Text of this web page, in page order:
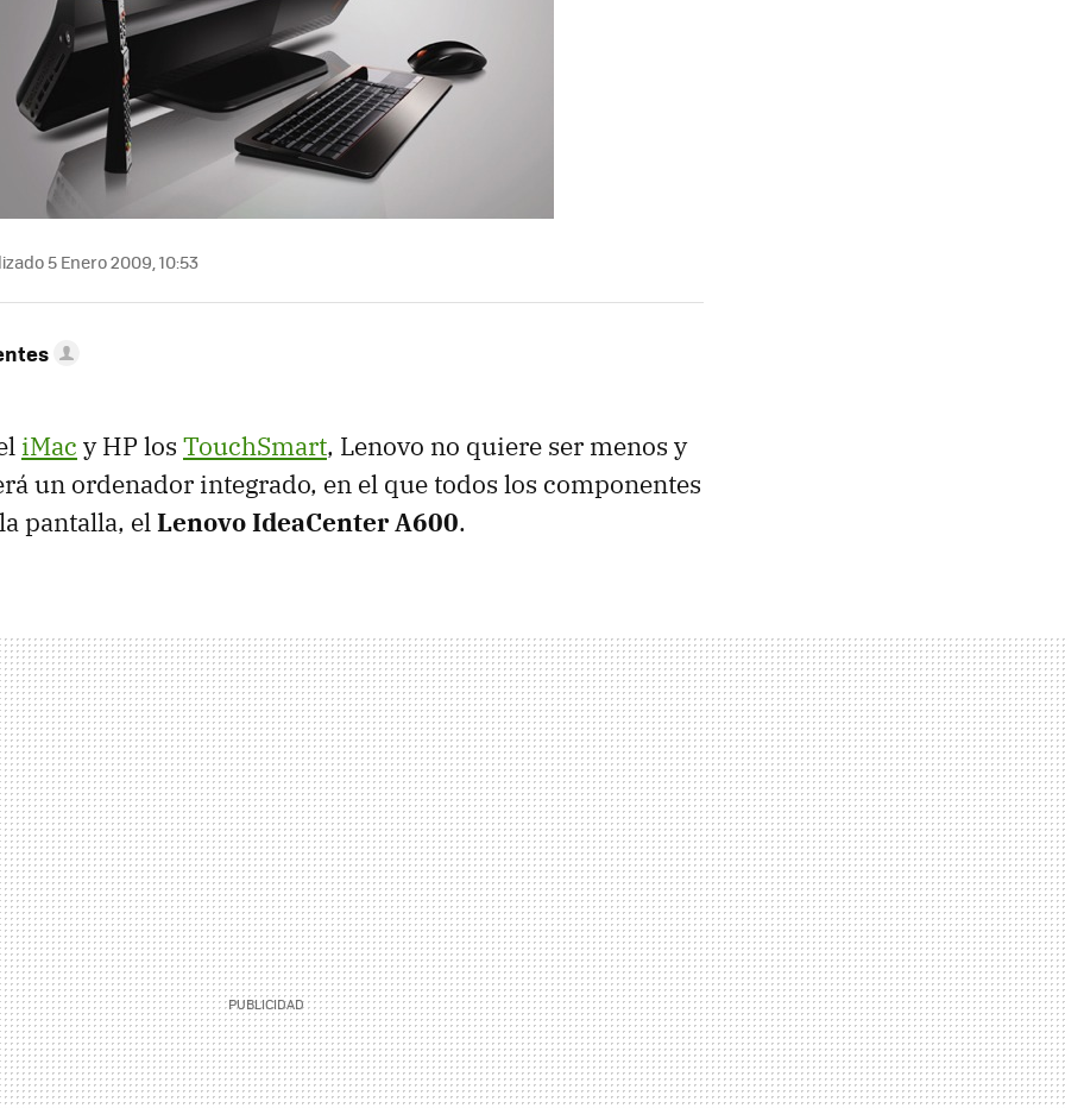
5 Enero 2009, 10:53
iMac y HP los TouchSmart, Lenovo no quiere ser menos y
un ordenador integrado, en el que todos los componentes
pantalla, elLenovo IdeaCenter A600.